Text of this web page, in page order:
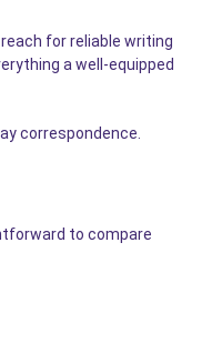
for reliable writing
a well-equipped
correspondence.
to compare